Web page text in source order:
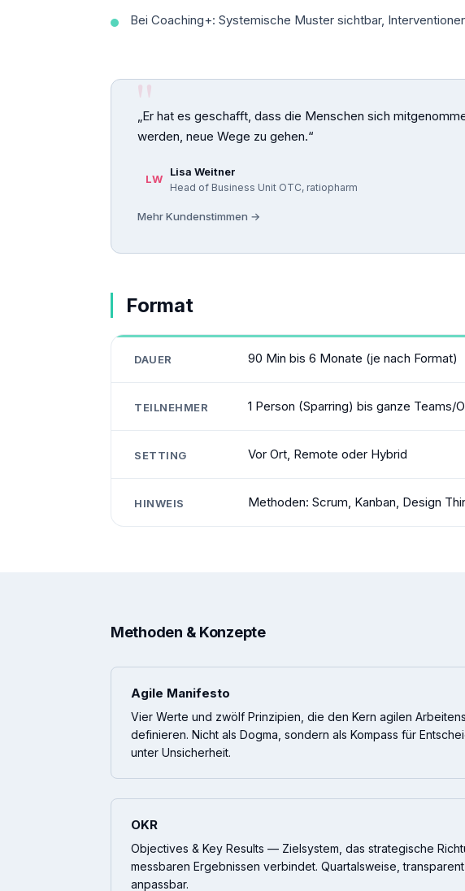
Bei Coaching+: Systemische Muster sichtbar,
„Er hat es geschafft, dass die Menschen sich
werden, neue Wege zu gehen.“
LW
Lisa Weitner
Head of Business Unit OTC, ratiopharm
Mehr Kundenstimmen →
Format
DAUER 90 Min bis 6 Monate (je nach Format)
TEILNEHMER 1 Person (Sparring) bis ganze Teams/
SETTING Vor Ort, Remote oder Hybrid
HINWEIS Methoden: Scrum, Kanban, Design
Methoden & Konzepte
Agile Manifesto
Vier Werte und zwölf Prinzipien, die den Kern agilen Arbeitens
definieren. Nicht als Dogma, sondern als Kompass für
unter Unsicherheit.
OKR
Objectives & Key Results — Zielsystem, das strategische
messbaren Ergebnissen verbindet. Quartalsweise, transparent,
anpassbar.